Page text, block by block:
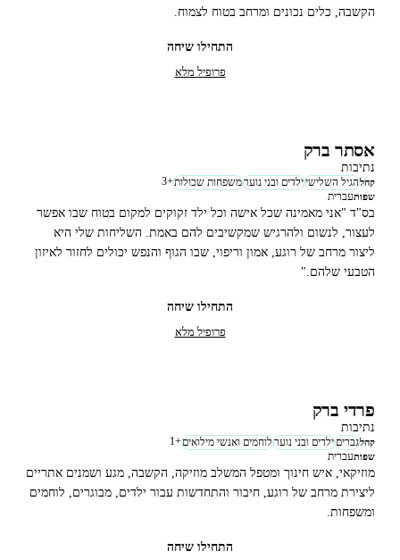
הקשבה, כלים נכונים ומרחב בטוח לצמוח.
התחילו שיחה
פרופיל מלא
אסתר ברק
נתיבות
קהלהגיל השלישיילדים ובני נוערמשפחות שכולות+
3
שפותעברית
בס"ד "אני מאמינה שכל אישה וכל ילד זקוקים למקום בטוח שבו אפשר
לעצור, לנשום ולהרגיש שמקשיבים להם באמת. השליחות שלי היא
ליצור מרחב של רוגע, אמון וריפוי, שבו הגוף והנפש יכולים לחזור לאיזון
הטבעי שלהם."
התחילו שיחה
פרופיל מלא
פרדי ברק
נתיבות
קהלגבריםילדים ובני נוערלוחמים ואנשי מילואים+
1
שפותעברית
מוזיקאי, איש חינוך ומטפל המשלב מוזיקה, הקשבה, מגע ושמנים אתריים
ליצירת מרחב של רוגע, חיבור והתחדשות עבור ילדים, מבוגרים, לוחמים
ומשפחות.
התחילו שיחה